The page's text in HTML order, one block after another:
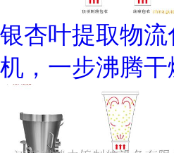
银杏叶提取物
机，一步沸腾